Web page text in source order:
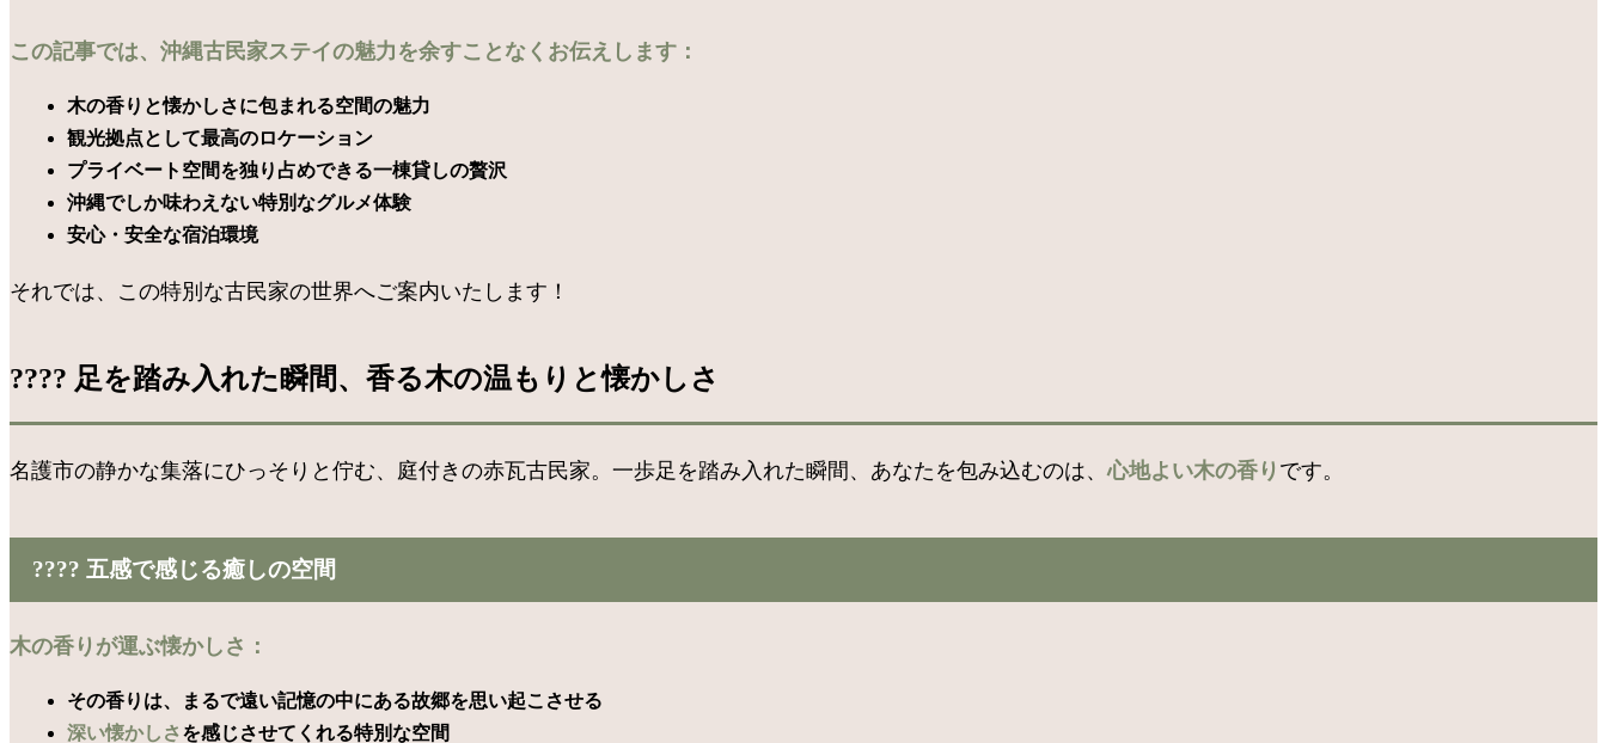
この記事では、沖縄古民家ステイの魅力を余すことなくお伝えします：
木の香りと懐かしさに包まれる空間の魅力
観光拠点として最高のロケーション
プライベート空間を独り占めできる一棟貸しの贅沢
沖縄でしか味わえない特別なグルメ体験
安心・安全な宿泊環境
それでは、この特別な古民家の世界へご案内いたします！
???? 足を踏み入れた瞬間、香る木の温もりと懐かしさ
名護市の静かな集落にひっそりと佇む、庭付きの赤瓦古民家。一歩足を踏み入れた瞬間、あなたを包み込むのは、心地よい木の香り です。
???? 五感で感じる癒しの空間
木の香りが運ぶ懐かしさ：
その香りは、まるで遠い記憶の中にある故郷を思い起こさせる
深い懐かしさを感じさせてくれる特別な空間